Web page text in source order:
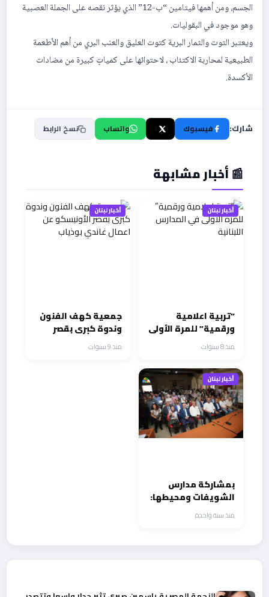
الجسم، ومن أهمها فيتامين “ب-12” الذي يؤثر نقصه على الجملة العصبية
وهو موجود في البقوليات.
ويعتبر التوت والثمار البرية كتوت العليق والعنب البري من أهم الأطعمة
الطبيعية لمحاربة الاكتئاب ، لاحتوائها على كمياتٍ كبيرة من مضادات
الأكسدة.
شارك: فيسبوك واتساب نسخ الرابط
📰 أخبار مشابهة
أخبار لبنان
“تربية اعلامية
ورقمية” للمرة الأولى
في المدارس اللبنانيةمنذ 8 سنوات
أخبار لبنان
جمعية كهف الفنون
وندوة كبرى بقصر
الأونيسكو عن اعمال
غاندي بوذياب
منذ 9 سنوات
أخبار لبنان
بمشاركة مدارس
الشويفات ومحيطها:
معرض فني يجسّد
طاقات الطلاب
منذ سنة واحدة